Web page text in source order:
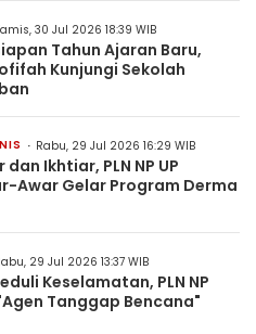
30 Jul 2026 18:39 WIB
Tahun Ajaran Baru,
Kunjungi Sekolah
Rabu, 29 Jul 2026 16:29 WIB
Ikhtiar, PLN NP UP
Awar Gelar Program Derma
29 Jul 2026 13:37 WIB
Keselamatan, PLN NP
Tanggap Bencana"